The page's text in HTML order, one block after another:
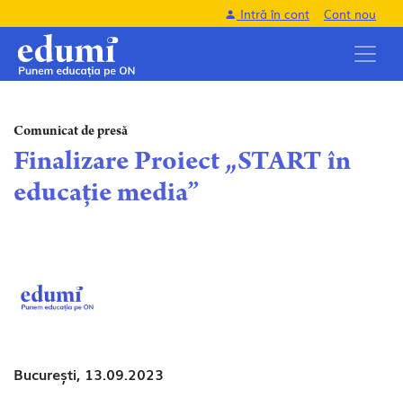
Intră în cont Cont nou
Comunicat de presă
Finalizare Proiect „START în
educație media”
București, 13.09.2023